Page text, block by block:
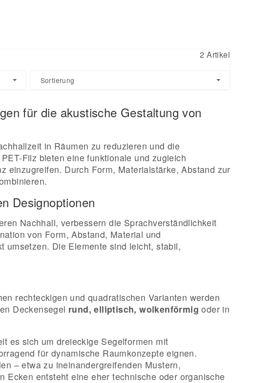
2 Artikel
Sortierung
für die akustische Gestaltung von
in Räumen zu reduzieren und die
Filz bieten eine funktionale und zugleich
einzugreifen. Durch Form, Materialstärke, Abstand zur
Designoptionen
Nachhall, verbessern die Sprachverständlichkeit
von Form, Abstand, Material und
umsetzen. Die Elemente sind leicht, stabil,
rechteckigen und quadratischen Varianten werden
Deckensegel rund, elliptisch, wolkenförmig oder in
es sich um dreieckige Segelformen mit
für dynamische Raumkonzepte eignen.
– etwa zu ineinandergreifenden Mustern,
Ecken entsteht eine eher technische oder organische